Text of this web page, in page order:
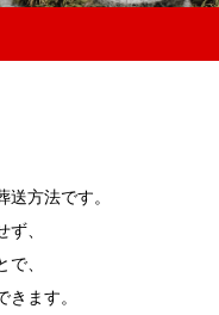
方法です。
ず、
で、
きます。